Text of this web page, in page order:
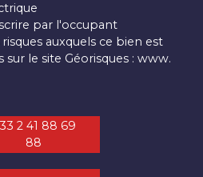
par l'occupant
auxquels ce bien est
le site Géorisques : www.
2 41 88 69
88